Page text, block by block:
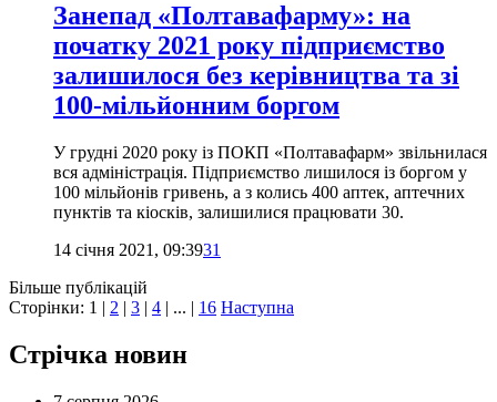
Занепад «Полтавафарму»: на
початку 2021 року підприємство
залишилося без керівництва та зі
100-мільйонним боргом
У грудні 2020 року із ПОКП «Полтавафарм» звільнилася
вся адміністрація. Підприємство лишилося із боргом у
100 мільйонів гривень, а з колись 400 аптек, аптечних
пунктів та кіосків, залишилися працювати 30.
14 січня 2021, 09:3931
Більше публікацій
Сторінки: 1 | 2 | 3 | 4 | ... | 16 Наступна
Стрічка новин